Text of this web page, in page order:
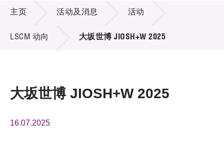
技术商品化
项目及资助计划
活动及消息
活动及消息
主页 活动及消息 活动
LSCM 动向 大坂世博 JIOSH+W 2025
大坂世博 JIOSH+W 2025
16.07.2025